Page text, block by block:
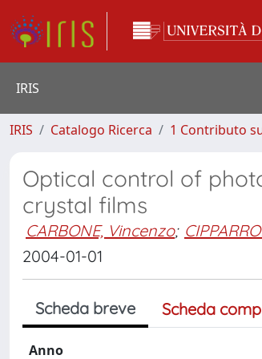
IRIS
IRIS Catalogo Ricerca 1 Contributo
Optical control of
crystal films
CARBONE, Vincenzo;
2004-01-01
Scheda breve Scheda
Anno